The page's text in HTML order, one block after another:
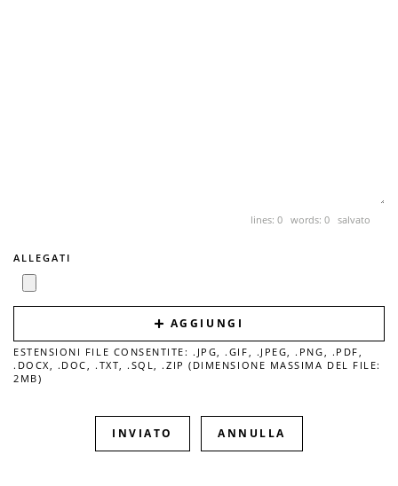
lines: 0 words: 0 salvato
ALLEGATI
AGGIUNGI
ESTENSIONI FILE CONSENTITE: .JPG, .GIF, .JPEG, .PNG, .PDF,
.DOCX, .DOC, .TXT, .SQL, .ZIP (DIMENSIONE MASSIMA DEL FILE:
2MB)
ANNULLA